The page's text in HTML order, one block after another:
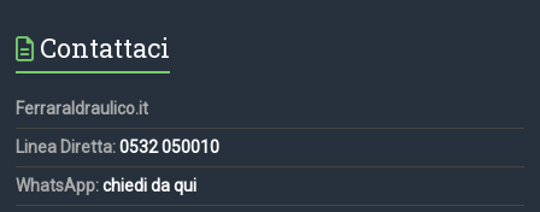
Contattaci
FerraraIdraulico.it
Linea Diretta:0532 050010
WhatsApp:chiedi da qui